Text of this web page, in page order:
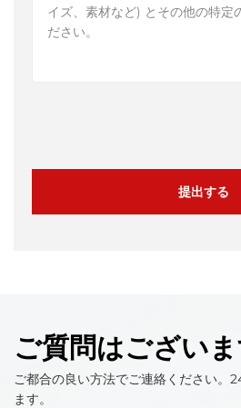
提出する
ご質問はござい
ご都合の良い方法でご連絡ください。
ます。